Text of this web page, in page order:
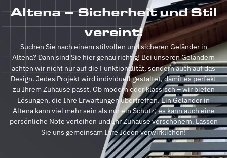
Altena – Sicherheit und Stil
vereint!
Suchen Sie nach einem stilvollen und sicheren Geländer in
Altena? Dann sind Sie hier genau richtig! Bei unseren Geländern
achten wir nicht nur auf die Funktionalität, sondern auch auf das
Design. Jedes Projekt wird individuell gestaltet, damit es perfekt
zu Ihrem Zuhause passt. Ob modern oder klassisch – wir bieten
Lösungen, die Ihre Erwartungen übertreffen. Ein Geländer in
Altena kann viel mehr sein als nur ein Schutz; es kann auch eine
persönliche Note verleihen und Ihr Zuhause verschönern. Lassen
Sie uns gemeinsam Ihre Ideen verwirklichen!